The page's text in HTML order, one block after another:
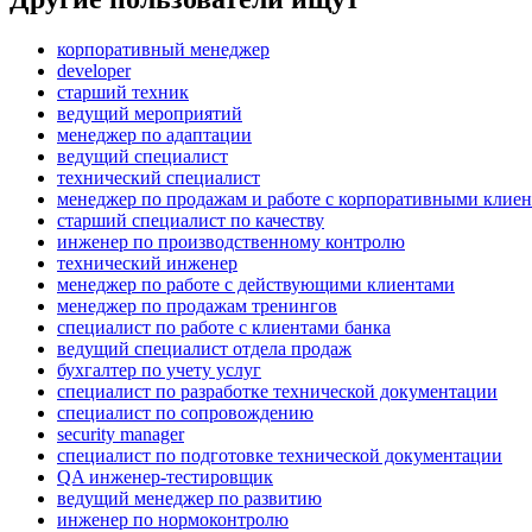
корпоративный менеджер
developer
старший техник
ведущий мероприятий
менеджер по адаптации
ведущий специалист
технический специалист
менеджер по продажам и работе с корпоративными
старший специалист по качеству
инженер по производственному контролю
технический инженер
менеджер по работе с действующими клиентами
менеджер по продажам тренингов
специалист по работе с клиентами банка
ведущий специалист отдела продаж
бухгалтер по учету услуг
специалист по разработке технической документации
специалист по сопровождению
security manager
специалист по подготовке технической документации
QA инженер-тестировщик
ведущий менеджер по развитию
инженер по нормоконтролю